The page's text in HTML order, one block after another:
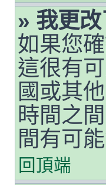
» 我更
如果您
這很有
國或其
時間之
間有可
回頂端